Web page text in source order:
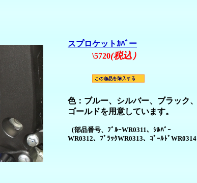
スプロケットｶﾊﾞー
\5720(税込）
色：ブルー、シルバー、ブラック、
ゴールドを用意しています。
（部品番号、ﾌﾞﾙｰWR0311、ｼﾙﾊﾞｰ
WR0312、ﾌﾞﾗｯｸWR0313、ｺﾞｰﾙﾄﾞWR0314